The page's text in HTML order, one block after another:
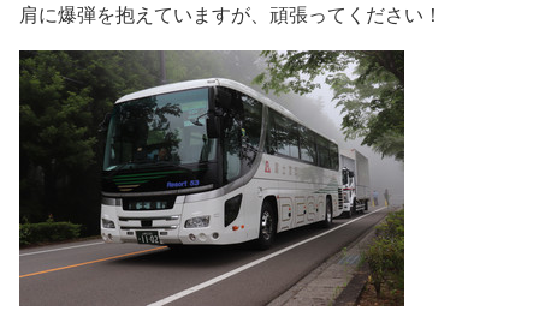
肩に爆弾を抱えていますが、頑張ってください！